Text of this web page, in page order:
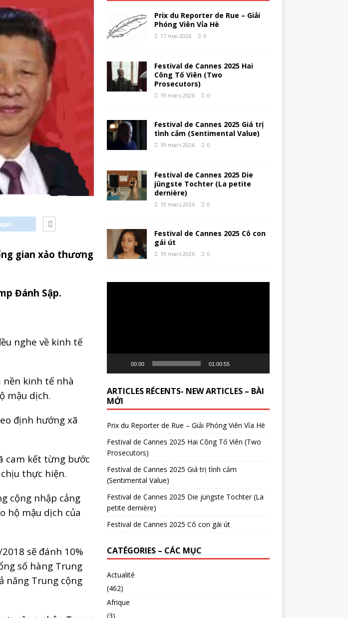
gian xảo thương
Đánh Sập.
nghe về kinh tế
nền kinh tế nhà
mậu dịch.
định hướng xã
cam kết từng bước
thực hiện.
cộng nhập cảng
hộ mậu dịch của
sẽ đánh 10%
số hàng Trung
năng Trung cộng
Prix du Reporter de Rue – Giải
Phóng Viên Vỉa Hè
17 mai 2026 0
Festival de Cannes 2025 Hai
Công Tố Viên (Two
Prosecutors)
19 mars 2026 0
Festival de Cannes 2025 Giá trị
tình cảm (Sentimental Value)
19 mars 2026 0
Festival de Cannes 2025 Die
jüngste Tochter (La petite
dernière)
19 mars 2026 0
Festival de Cannes 2025 Cô con
gái út
19 mars 2026 0
00:00 01:00:55
ARTICLES RÉCENTS- NEW ARTICLES – BÀI
MỚI
Prix du Reporter de Rue – Giải Phóng Viên Vỉa Hè
Festival de Cannes 2025 Hai Công Tố Viên (Two
Prosecutors)
Festival de Cannes 2025 Giá trị tình cảm
(Sentimental Value)
Festival de Cannes 2025 Die jüngste Tochter (La
petite dernière)
Festival de Cannes 2025 Cô con gái út
CATÉGORIES – CÁC MỤC
Actualité
(462)
Afrique
(3)